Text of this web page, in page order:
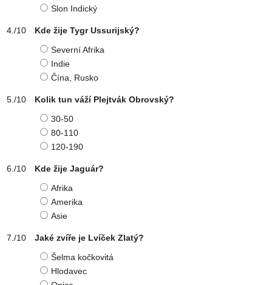
Slon Indický
Kde žije Tygr Ussurijský?
Severní Afrika
Indie
Čína, Rusko
Kolik tun váží Plejtvák Obrovský?
30-50
80-110
120-190
Kde žije Jaguár?
Afrika
Amerika
Asie
Jaké zvíře je Lvíček Zlatý?
Šelma kočkovitá
Hlodavec